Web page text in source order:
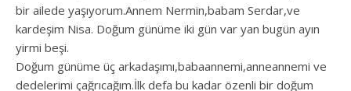
bir ailede yaşıyorum.Annem Nermin,babam Serdar,ve
kardeşim Nisa. Doğum günüme iki gün var yan bugün ayın
yirmi beşi.
Doğum günüme üç arkadaşımı,babaannemi,anneannemi ve
dedelerimi çağrıcağım.İlk defa bu kadar özenli bir doğum